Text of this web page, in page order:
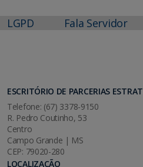
LGPD Fala Servidor
ESCRITÓRIO DE PARCERIAS
Telefone: (67) 3378-9150
R. Pedro Coutinho, 53
Centro
Campo Grande | MS
CEP: 79020-280
LOCALIZAÇÃO